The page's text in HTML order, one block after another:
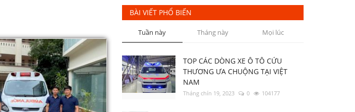
BÀI VIẾT PHỔ BIẾN
Tuần này Tháng này Mọi lúc
TOP CÁC DÒNG XE Ô TÔ CỨU
THƯƠNG ƯA CHUỘNG TẠI VIỆT
NAM
Tháng chín 19, 2023 0 104177